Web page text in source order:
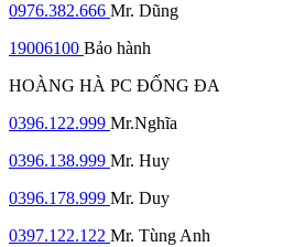
0976.382.666 Mr. Dũng
19006100 Bảo hành
HOÀNG HÀ PC ĐỐNG ĐA
0396.122.999 Mr.Nghĩa
0396.138.999 Mr. Huy
0396.178.999 Mr. Duy
0397.122.122 Mr. Tùng Anh